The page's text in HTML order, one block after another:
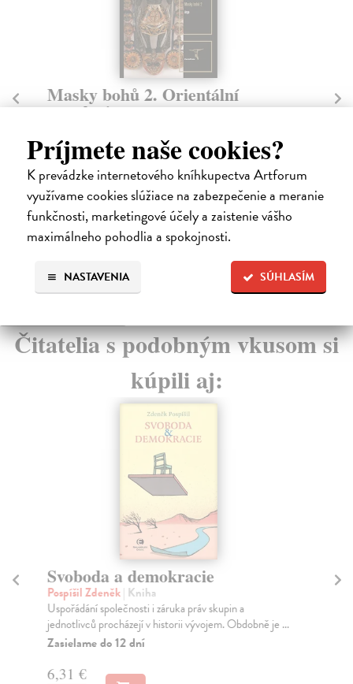
Príjmete naše cookies?
K prevádzke internetového kníhkupectva Artforum
využívame cookies slúžiace na zabezpečenie a meranie
funkčnosti, marketingové účely a zaistenie vášho
maximálneho pohodlia a spokojnosti.
SÚHLASÍM
NASTAVENIA
Masky bohů 1. Primitivní
mytologie
Primitivní mytologie je prvním dílem monumentální
čtyřsvazkové série předního světového komparativní...
Zasielame do 12 dní
35,63 €
37,50 € ?
Čitatelia s podobným vkusom si
kúpili aj:
Obdobně je ...
Růže prší krásná...
Janečková Marie
Zájemci o českou barokní tvorbu dostávají do
novinku autorského kolektivu z Filozofické
Zasielame do 12 dní
16,30 €